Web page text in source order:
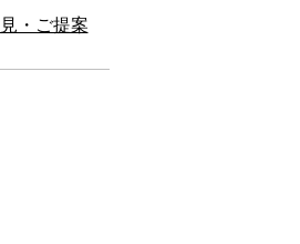
・ご提案